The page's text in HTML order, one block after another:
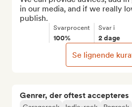
Genrer, der oftest accepteres
in our media, and if we really
publish.
Svarprocent
100%
Svar i
2 dage
Se lignende